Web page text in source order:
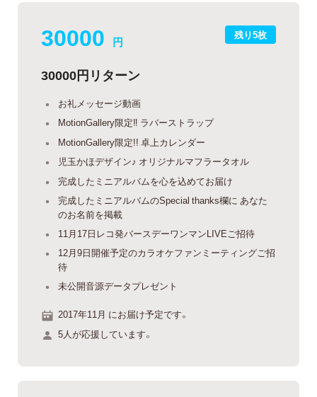
残り5枚
30000 円
30000円リターン
お礼メッセージ動画
MotionGallery限定‼︎ ラバーストラップ
MotionGallery限定!! 卓上カレンダー
児玉かほデザイン♪ オリジナルマフラータオル
完成したミニアルバムを心を込めてお届け
完成したミニアルバムのSpecial thanks欄に あなた
のお名前を掲載
11月17日レコ発バースデーワンマンLIVEご招待
12月9日開催予定のカラオケファンミーティングご招
待
未公開音源データプレゼント
2017年11月 にお届け予定です。
5人が応援しています。